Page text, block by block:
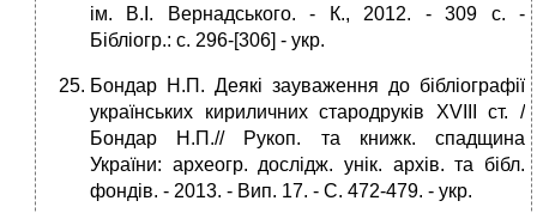
ім. В.І. Вернадського. - К., 2012. - 309 c. -
Бібліогр.: с. 296-[306] - укp.
Бондар Н.П. Деякі зауваження до бібліографії
українських кириличних стародруків XVIII ст. /
Бондар Н.П.// Рукоп. та книжк. спадщина
України: археогр. дослідж. унік. архів. та бібл.
фондів. - 2013. - Вип. 17. - С. 472-479. - укp.